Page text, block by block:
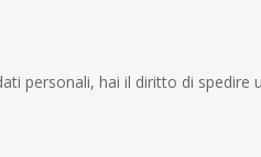
personali, hai il diritto di spedire